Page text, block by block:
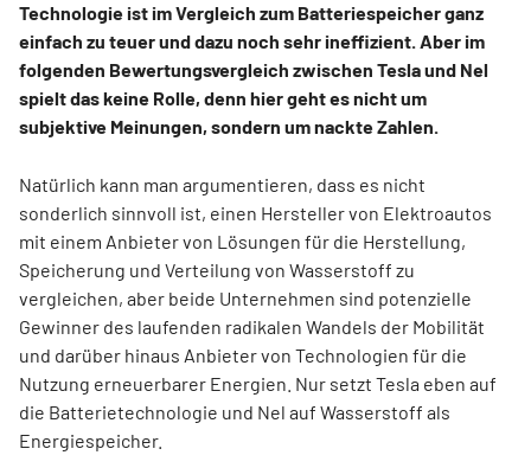
Technologie ist im Vergleich zum Batteriespeicher ganz
einfach zu teuer und dazu noch sehr ineffizient. Aber im
folgenden Bewertungsvergleich zwischen Tesla und Nel
spielt das keine Rolle, denn hier geht es nicht um
subjektive Meinungen, sondern um nackte Zahlen.
Natürlich kann man argumentieren, dass es nicht
sonderlich sinnvoll ist, einen Hersteller von Elektroautos
mit einem Anbieter von Lösungen für die Herstellung,
Speicherung und Verteilung von Wasserstoff zu
vergleichen, aber beide Unternehmen sind potenzielle
Gewinner des laufenden radikalen Wandels der Mobilität
und darüber hinaus Anbieter von Technologien für die
Nutzung erneuerbarer Energien. Nur setzt Tesla eben auf
die Batterietechnologie und Nel auf Wasserstoff als
Energiespeicher.